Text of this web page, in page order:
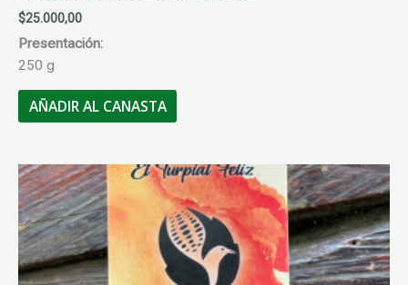
$25.000,00
Presentación:
250 g
AÑADIR AL CANASTA